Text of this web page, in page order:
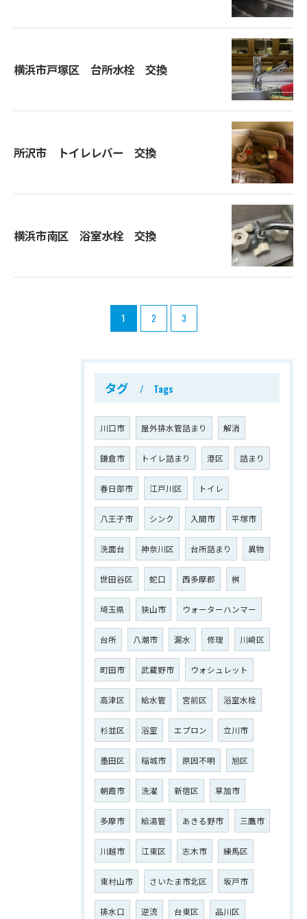
横浜市戸塚区 台所水栓 交換
所沢市 トイレレバー 交換
横浜市南区 浴室水栓 交換
1 2 3
タグ Tags
川口市 屋外排水管詰まり 解消
鎌倉市 トイレ詰まり 港区 詰まり
春日部市 江戸川区 トイレ
八王子市 シンク 入間市 平塚市
洗面台 神奈川区 台所詰まり 異物
世田谷区 蛇口 西多摩郡 桝
埼玉県 狭山市 ウォーターハンマー
台所 八潮市 漏水 修理 川崎区
町田市 武蔵野市 ウォシュレット
高津区 給水管 宮前区 浴室水栓
杉並区 浴室 エプロン 立川市
墨田区 稲城市 原因不明 旭区
朝霞市 洗濯 新宿区 草加市
多摩市 給湯管 あきる野市 三鷹市
川越市 江東区 志木市 練馬区
東村山市 さいたま市北区 坂戸市
排水口 逆流 台東区 品川区